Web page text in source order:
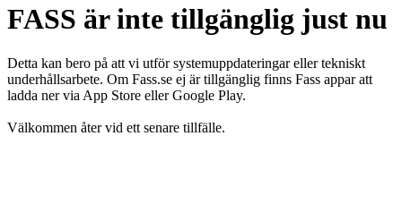
FASS är inte tillgänglig just nu
Detta kan bero på att vi utför systemuppdateringar eller tekniskt
underhållsarbete. Om Fass.se ej är tillgänglig finns Fass appar att
ladda ner via App Store eller Google Play.
Välkommen åter vid ett senare tillfälle.